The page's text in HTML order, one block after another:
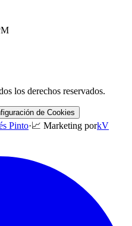
los derechos reservados.
de Cookies
Pinto·📈 Marketing porkV